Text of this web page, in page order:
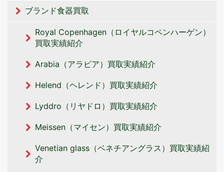
ブランド食器買取
Royal Copenhagen（ロイヤルコペンハーゲン）
買取実績紹介
Arabia（アラビア）買取実績紹介
Helend（ヘレンド）買取実績紹介
Lyddro（リヤドロ）買取実績紹介
Meissen（マイセン）買取実績紹介
Venetian glass（ベネチアングラス）買取実績紹
介